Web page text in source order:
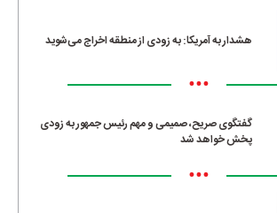
هشدار به آمریکا: به زودی از منطقه اخراج می‌شوید
•••
گفتگوی صریح، صمیمی و مهم رئیس جمهور به زودی
پخش خواهد شد
•••